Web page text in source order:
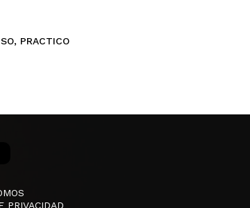
, PRACTICO
PRIVACIDAD